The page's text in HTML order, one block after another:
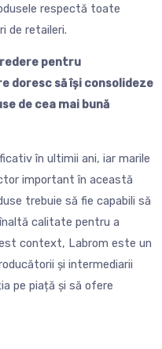
respectă toate
de retaileri.
pentru
doresc să își consolideze
de cea mai bună
în ultimii ani, iar marile
important în această
trebuie să fie capabili să
calitate pentru a
context, Labrom este un
și intermediarii
pe piață și să ofere